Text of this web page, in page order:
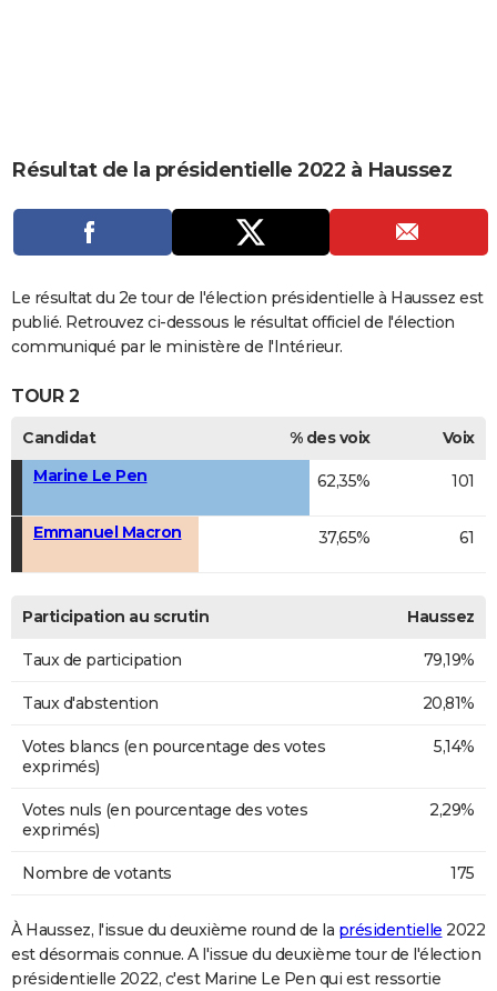
CARTE DE VOEUX
DICTIONNAIRE
Dictionnaire
Biographies
Expressions
Proverbes
PROGRAMME TV
COPAINS D'AVANT
Se connecter
Collèges
Universités
Entreprises
Service militaire
Avis de recherche
AVIS DE DÉCÈS
FORUM
Bricolage
Culture
Television
Voyage
Résultat de la présidentielle 2022 à Haussez
Le résultat du 2e tour de l'élection présidentielle à Haussez est
publié. Retrouvez ci-dessous le résultat officiel de l'élection
communiqué par le ministère de l'Intérieur.
TOUR 2
Candidat % des voix
Voix
Marine Le Pen
62,35% 101
Emmanuel Macron 37,65% 61
Participation au scrutin Haussez
Taux de participation 79,19%
Taux d'abstention 20,81%
Votes blancs (en pourcentage des votes
exprimés)
5,14%
Votes nuls (en pourcentage des votes
exprimés)
2,29%
Nombre de votants 175
À Haussez, l'issue du deuxième round de la présidentielle 2022
est désormais connue. A l'issue du deuxième tour de l'élection
présidentielle 2022, c'est Marine Le Pen qui est ressortie